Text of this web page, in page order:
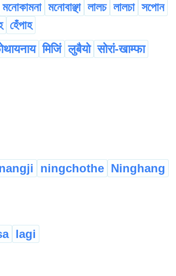
মনোকামনা মনোবাঞ্ছা লালচ লালচা সপোন
হেঁপাহ
मिजिं लुबैयो सोरां-खाम्फा
ningchothe Ninghang
lagi